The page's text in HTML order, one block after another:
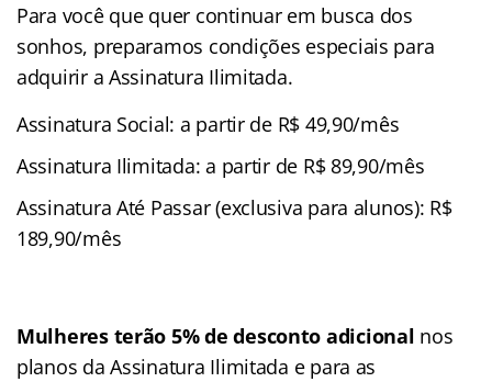
Para você que quer continuar em busca dos
sonhos, preparamos condições especiais para
adquirir a Assinatura Ilimitada.
Assinatura Social: a partir de R$ 49,90/mês
Assinatura Ilimitada: a partir de R$ 89,90/mês
Assinatura Até Passar (exclusiva para alunos): R$
189,90/mês
Mulheres terão 5% de desconto adicional nos
planos da Assinatura Ilimitada e para as